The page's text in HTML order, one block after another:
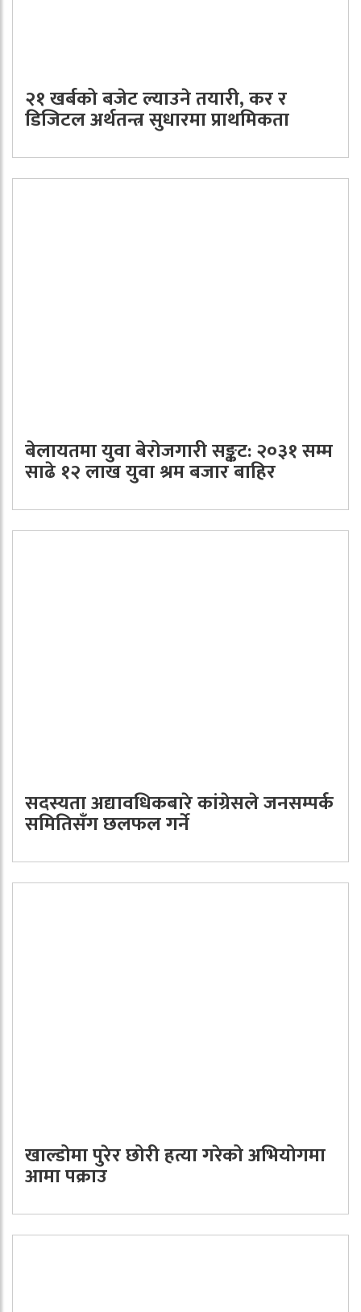
२१ खर्बको बजेट ल्याउने तयारी, कर र
डिजिटल अर्थतन्त्र सुधारमा प्राथमिकता
बेलायतमा युवा बेरोजगारी सङ्कट: २०३१ सम्म
साढे १२ लाख युवा श्रम बजार बाहिर
सदस्यता अद्यावधिकबारे कांग्रेसले जनसम्पर्क
समितिसँग छलफल गर्ने
खाल्डोमा पुरेर छोरी हत्या गरेको अभियोगमा
आमा पक्राउ